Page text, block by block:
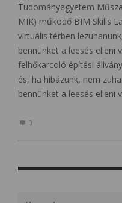
Tudományegyetem
MIK) működő BIM Skills
virtuális térben
bennünket a leesés elleni
felhőkarcoló építési
és, ha hibázunk, nem
bennünket a leesés elleni
0